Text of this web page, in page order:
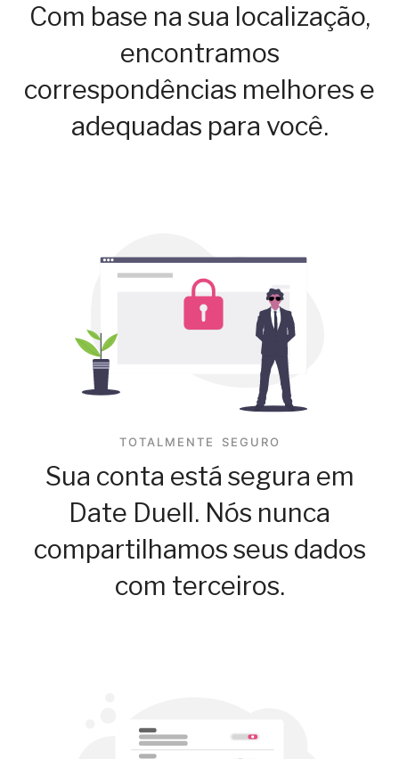
Com base na sua localização,
encontramos
correspondências melhores e
adequadas para você.
TOTALMENTE SEGURO
Sua conta está segura em
Date Duell. Nós nunca
compartilhamos seus dados
com terceiros.